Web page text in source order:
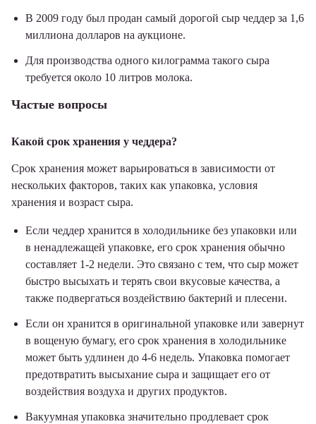
В 2009 году был продан самый дорогой сыр чеддер за 1,6
миллиона долларов на аукционе.
Для производства одного килограмма такого сыра
требуется около 10 литров молока.
Частые вопросы
Какой срок хранения у чеддера?
Срок хранения может варьироваться в зависимости от
нескольких факторов, таких как упаковка, условия
хранения и возраст сыра.
Если чеддер хранится в холодильнике без упаковки или
в ненадлежащей упаковке, его срок хранения обычно
составляет 1-2 недели. Это связано с тем, что сыр может
быстро высыхать и терять свои вкусовые качества, а
также подвергаться воздействию бактерий и плесени.
Если он хранится в оригинальной упаковке или завернут
в вощеную бумагу, его срок хранения в холодильнике
может быть удлинен до 4-6 недель. Упаковка помогает
предотвратить высыхание сыра и защищает его от
воздействия воздуха и других продуктов.
Вакуумная упаковка значительно продлевает срок